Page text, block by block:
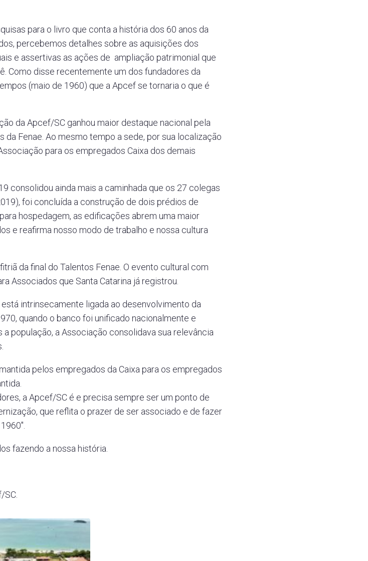
para o livro que conta a história dos 60 anos da
percebemos detalhes sobre as aquisições dos
e assertivas as ações de ampliação patrimonial que
Como disse recentemente um dos fundadores da
(maio de 1960) que a Apcef se tornaria o que é
da Apcef/SC ganhou maior destaque nacional pela
Fenae. Ao mesmo tempo a sede, por sua localização
para os empregados Caixa dos demais
consolidou ainda mais a caminhada que os 27 colegas
foi concluída a construção de dois prédios de
hospedagem, as edificações abrem uma maior
e reafirma nosso modo de trabalho e nossa cultura
da final do Talentos Fenae. O evento cultural com
Associados que Santa Catarina já registrou.
intrinsecamente ligada ao desenvolvimento da
quando o banco foi unificado nacionalmente e
população, a Associação consolidava sua relevância
pelos empregados da Caixa para os empregados
a Apcef/SC é e precisa sempre ser um ponto de
que reflita o prazer de ser associado e de fazer
fazendo a nossa história.